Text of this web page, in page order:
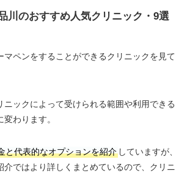
川のおすすめ人気クリニック・9選
マペンをすることができるクリニックを見て
ニックによって受けられる範囲や利用できる
わります。
と代表的なオプションを紹介していますが、
介ではより詳しくまとめているので、クリニ